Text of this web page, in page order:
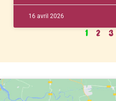
16 avril 2026
1 2 3